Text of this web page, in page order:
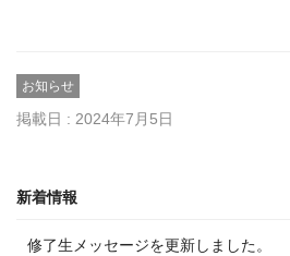
お知らせ
掲載日 : 2024年7月5日
新着情報
修了生メッセージを更新しました。